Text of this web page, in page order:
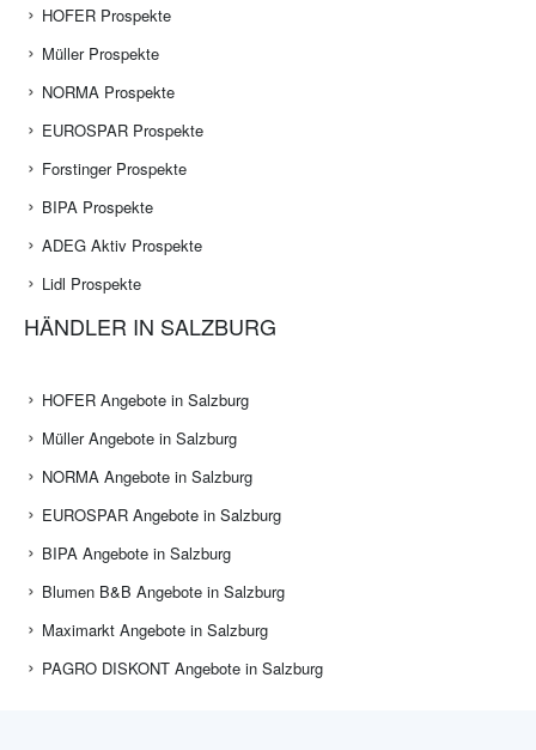
HOFER Prospekte
Müller Prospekte
NORMA Prospekte
EUROSPAR Prospekte
Forstinger Prospekte
BIPA Prospekte
ADEG Aktiv Prospekte
Lidl Prospekte
HÄNDLER IN SALZBURG
HOFER Angebote in Salzburg
Müller Angebote in Salzburg
NORMA Angebote in Salzburg
EUROSPAR Angebote in Salzburg
BIPA Angebote in Salzburg
Blumen B&B Angebote in Salzburg
Maximarkt Angebote in Salzburg
PAGRO DISKONT Angebote in Salzburg